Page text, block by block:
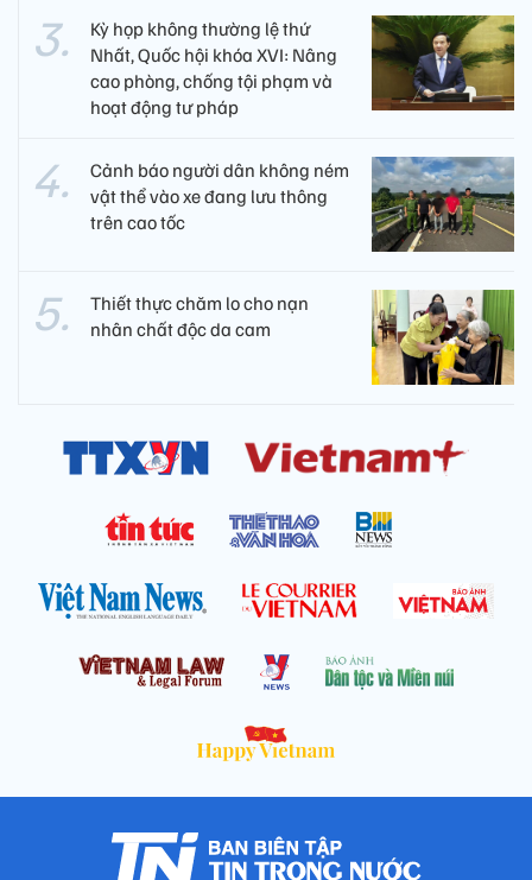
Kỳ họp không thường lệ thứ
Nhất, Quốc hội khóa XVI: Nâng
cao phòng, chống tội phạm và
hoạt động tư pháp
Cảnh báo người dân không ném
vật thể vào xe đang lưu thông
trên cao tốc
Thiết thực chăm lo cho nạn
nhân chất độc da cam